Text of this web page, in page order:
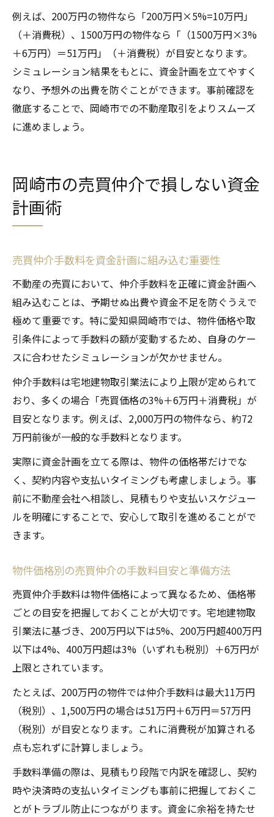
例えば、200万円の物件なら「200万円×5%=10万円」
（＋消費税）、1500万円の物件なら「（1500万円×3%
＋6万円）＝51万円」（＋消費税）が目安となります。
シミュレーション結果をもとに、資金計画を立てやすく
なり、予想外の出費を防ぐことができます。事前確認を
徹底することで、岡崎市での不動産取引をよりスムーズ
に進めましょう。
岡崎市の売買仲介で損しない資金
計画術
売買仲介手数料を資金計画に組み込む重要性
不動産の売買において、仲介手数料を正確に資金計画へ
組み込むことは、予期せぬ出費や資金不足を防ぐうえで
極めて重要です。特に愛知県岡崎市では、物件価格や取
引条件によって手数料の額が変動するため、自身のケー
スに合わせたシミュレーションが欠かせません。
仲介手数料は宅地建物取引業法により上限が定められて
おり、多くの場合「売買価格の3%＋6万円＋消費税」が
目安となります。例えば、2,000万円の物件なら、約72
万円前後が一般的な手数料となります。
実際に資金計画を立てる際は、物件の価格帯だけでな
く、契約内容や支払いタイミングも考慮しましょう。事
前に不動産会社へ相談し、見積もりや支払いスケジュー
ルを明確にすることで、安心して取引を進めることがで
きます。
物件価格別の売買仲介の手数料目安と準備方法
売買仲介手数料は物件価格によって異なるため、価格帯
ごとの目安を把握しておくことが大切です。宅地建物取
引業法に基づき、200万円以下は5%、200万円超400万円
以下は4%、400万円超は3%（いずれも税別）＋6万円が
上限とされています。
たとえば、200万円の物件では仲介手数料は最大11万円
（税別）、1,500万円の場合は51万円＋6万円＝57万円
（税別）が目安となります。これに消費税が加算される
点も忘れずに計算しましょう。
手数料準備の際は、見積もり段階で内訳を確認し、契約
時や決済時の支払いタイミングも事前に把握しておくこ
とがトラブル防止につながります。資金に余裕を持たせ